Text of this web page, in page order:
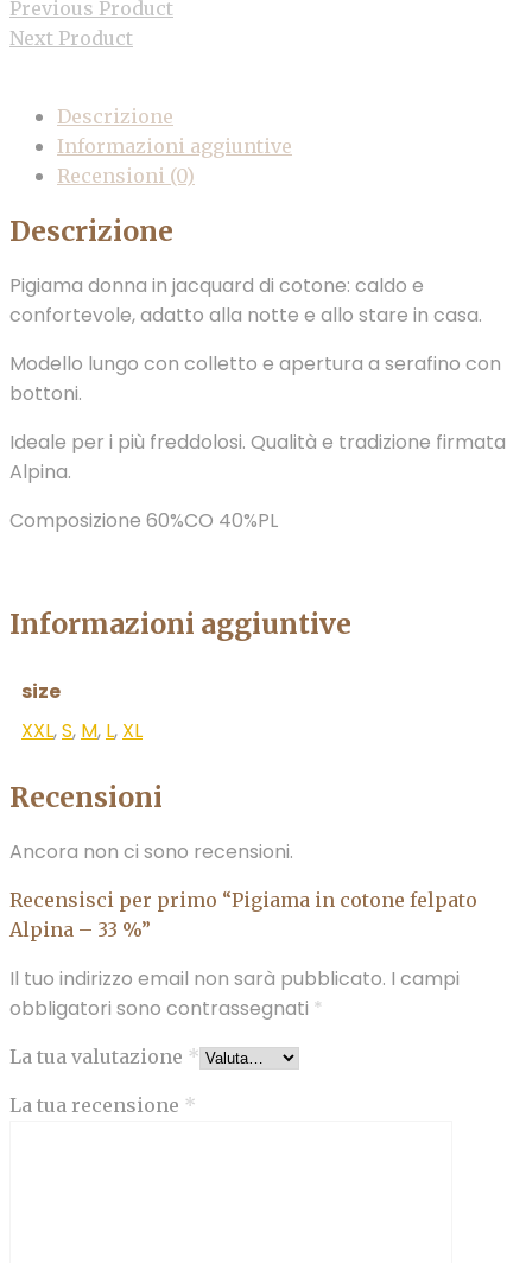
Previous Product
Next Product
Descrizione
Informazioni aggiuntive
Recensioni (0)
Descrizione
Pigiama donna in jacquard di cotone: caldo e
confortevole, adatto alla notte e allo stare in casa.
Modello lungo con colletto e apertura a serafino con
bottoni.
Ideale per i più freddolosi. Qualità e tradizione firmata
Alpina.
Composizione 60%CO 40%PL
Informazioni aggiuntive
size
XXL,S, M, L, XL
Recensioni
Ancora non ci sono recensioni.
Recensisci per primo “Pigiama in cotone felpato
Alpina – 33 %”
Il tuo indirizzo email non sarà pubblicato. I campi
obbligatori sono contrassegnati *
La tua valutazione *
La tua recensione *